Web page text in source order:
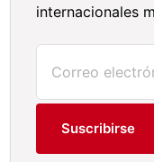
internacionales
Suscribirse